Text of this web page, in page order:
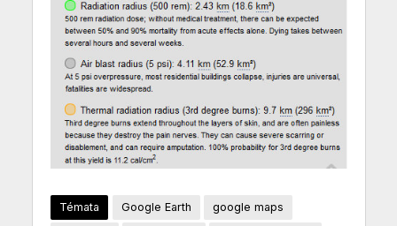
Témata Google Earth google maps